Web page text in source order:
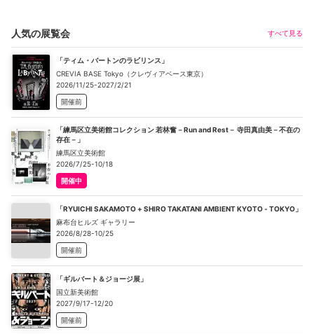
人気の展覧会 すべて見る
「ティム・バートンのラビリンス」
CREVIA BASE Tokyo（クレヴィアベース東京）
2026/11/25-2027/2/21
開催前
「練馬区立美術館コレクション 若林奮－Run and Rest－ 寺田真由美－不在の
存在－」
練馬区立美術館
2026/7/25-10/18
開催中
「RYUICHI SAKAMOTO + SHIRO TAKATANI AMBIENT KYOTO - TOKYO」
麻布台ヒルズ ギャラリー
2026/8/28-10/25
開催前
「ギルバート＆ジョージ展」
国立新美術館
2027/9/17-12/20
開催前